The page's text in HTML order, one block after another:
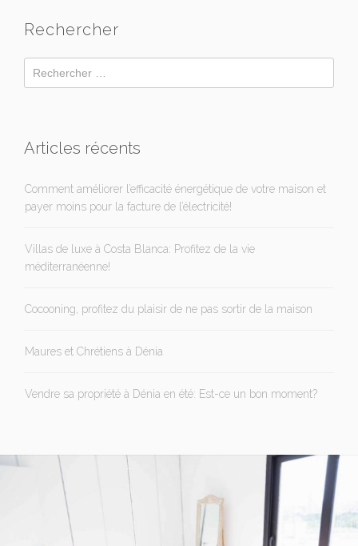
Rechercher
Articles récents
Comment améliorer l’efficacité énergétique de votre maison et
payer moins pour la facture de l’électricité!
Villas de luxe à Costa Blanca: Profitez de la vie
méditerranéenne!
Cocooning, profitez du plaisir de ne pas sortir de la maison
Maures et Chrétiens à Dénia
Vendre sa propriété à Dénia en été: Est-ce un bon moment?